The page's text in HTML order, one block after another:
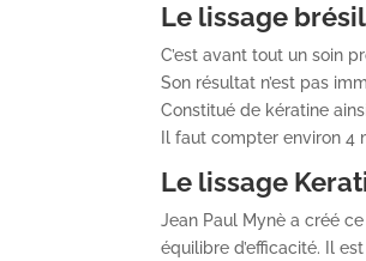
Le lissage
C’est avant tout un soin
Son résultat n’est pas
Constitué de kératine
Il faut compter environ 4
Le lissage
Jean Paul Mynè a créé
équilibre d’efficacité. Il